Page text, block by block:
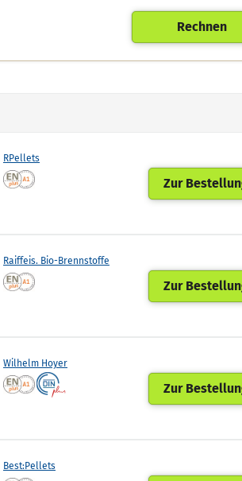
Rechnen
RPellets
Zur
Raiffeis. Bio-Brennstoffe
Zur
Wilhelm Hoyer
Zur
Best:Pellets